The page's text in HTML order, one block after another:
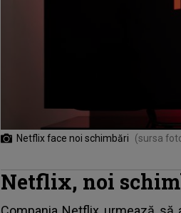
Netflix face noi schimbări (sursa
Netflix, noi